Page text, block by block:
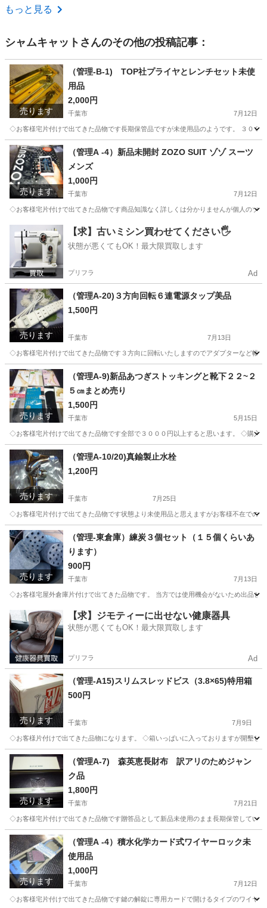
千葉 市川市
もっと見る
シャムキャット さんのその他の投稿記事：
売ります
（管理-B-1) TOP社プライヤとレンチセット未使
用品
2,000円
千葉市 7月12日
◇お客様宅片付けで出てきた品物です長期保管品ですが未使用品のようです。 ３００
千葉 千葉市 家庭用品 千葉 千葉市 家庭用品
プライヤー
売ります
（管理A -4）新品未開封 ZOZO SUIT ゾゾ スーツ
メンズ
1,000円
千葉市 7月12日
◇お客様宅片付けで出てきた品物です商品知識なく詳しくは分かりませんが個人のゾ
千葉 千葉市 その他 千葉 千葉市 土気駅 その他
個人
【求】古いミシン買わせてください🖐️
状態が悪くてもOK！最大限買取します
プリフラ Ad
売ります
（管理A-20)３方向回転６連電源タップ美品
1,500円
千葉市 7月13日
◇お客様宅片付けで出てきた品物です３方向に回転いたしますのでアダプターなど幅
千葉 千葉市 生活家電 千葉 千葉市 土気駅 生活家電
方向
売ります
（管理A-9)新品あつぎストッキングと靴下２２~２
５㎝まとめ売り
1,500円
千葉市 5月15日
◇お客様宅片付けで出てきた品物です全部で３０００円以上すると思います。 ◇購入
千葉 千葉市 その他 千葉市 土気駅
新品
売ります
（管理A-10/20)真鍮製止水栓
1,200円
千葉市 7月25日
◇お客様宅片付けで出てきた品物です状態より未使用品と思えますがお客様不在での
千葉 千葉市 その他 千葉 千葉市 土気駅 その他
都合
売ります
（管理‐東倉庫）練炭３個セット（１５個くらいあ
ります）
900円
千葉市 7月13日
◇お客様宅屋外倉庫片付けで出てきた品物です。 当方では使用機会がないため出品
千葉 千葉市 家庭用品 練炭
【求】ジモティーに出せない健康器具
状態が悪くてもOK！最大限買取します
プリフラ Ad
売ります
（管理-A15)スリムスレッドビス（3.8×65)特用箱
500円
千葉市 7月9日
◇お客様片付けで出てきた品物になります。 ◇箱いっぱいに入っておりますが開墾し
千葉 千葉市 その他 千葉 千葉市 土気駅 その他
ジョイフル本田
売ります
（管理A-7) 森英恵長財布 訳アリのためジャン
ク品
1,800円
千葉市 7月21日
◇お客様宅片付けで出てきた品物です贈答品として新品未使用のまま長期保管してい
千葉 千葉市 小物 千葉 千葉市 土気駅 小物
ジャンク品
売ります
（管理A -4）積水化学カード式ワイヤーロック未
使用品
1,000円
千葉市 7月12日
◇お客様宅片付けで出てきた品物です鍵の解錠に専用カードで開けるタイプのワイヤ